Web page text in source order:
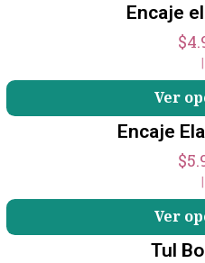
Encaje
|
Ver
Encaje
|
Ver
Tul